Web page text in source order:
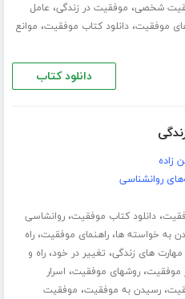
شخصی، موفقیت در زندگی، عامل
موفقیت،دانلود کتاب موفقیت، موانع
دانلود کتاب
زاده
روانشناسی
،دانلود کتاب موفقیت،روانشاسی
به خواسته ها،راهنمای موفقیت،راه
مهارت های زندگی، تغییر در خود،راه و
موفقیت،روشهای موفقیت، اسرار
،رسیدن به موفقیت، موفقیت